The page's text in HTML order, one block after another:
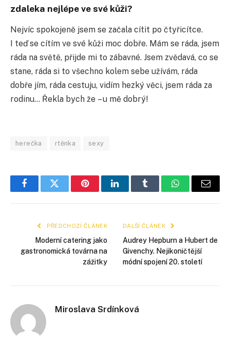
zdaleka nejlépe ve své kůži?
Nejvíc spokojeně jsem se začala cítit po čtyřicítce.
I teď se cítím ve své kůži moc dobře. Mám se ráda, jsem
ráda na světě, přijde mi to zábavné. Jsem zvědavá, co se
stane, ráda si to všechno kolem sebe užívám, ráda
dobře jím, ráda cestuju, vidím hezký věci, jsem ráda za
rodinu… Řekla bych že – u mě dobrý!
herečka rtěnka sexy
FacebookTwitter PinterestLinkedInTumblr WhatsApp
E-
PŘEDCHOZÍ ČLÁNEK
Moderní catering jako
gastronomická továrna na
zážitky
DALŠÍ ČLÁNEK
Audrey Hepburn a Hubert de
Givenchy. Nejikoničtější
módní spojení 20. století
Miroslava Srdínková